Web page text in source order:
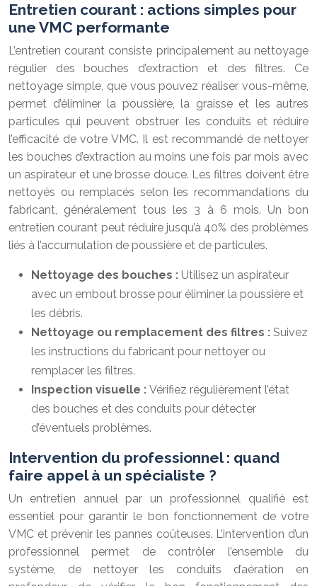
Entretien courant : actions simples pour
une VMC performante
L’entretien courant consiste principalement au nettoyage
régulier des bouches d’extraction et des filtres. Ce
nettoyage simple, que vous pouvez réaliser vous-même,
permet d’éliminer la poussière, la graisse et les autres
particules qui peuvent obstruer les conduits et réduire
l’efficacité de votre VMC. Il est recommandé de nettoyer
les bouches d’extraction au moins une fois par mois avec
un aspirateur et une brosse douce. Les filtres doivent être
nettoyés ou remplacés selon les recommandations du
fabricant, généralement tous les 3 à 6 mois. Un bon
entretien courant peut réduire jusqu’à 40% des problèmes
liés à l’accumulation de poussière et de particules.
Nettoyage des bouches : Utilisez un aspirateur
avec un embout brosse pour éliminer la poussière et
les débris.
Nettoyage ou remplacement des filtres : Suivez
les instructions du fabricant pour nettoyer ou
remplacer les filtres.
Inspection visuelle : Vérifiez régulièrement l’état
des bouches et des conduits pour détecter
d’éventuels problèmes.
Intervention du professionnel : quand
faire appel à un spécialiste ?
Un entretien annuel par un professionnel qualifié est
essentiel pour garantir le bon fonctionnement de votre
VMC et prévenir les pannes coûteuses. L’intervention d’un
professionnel permet de contrôler l’ensemble du
système, de nettoyer les conduits d’aération en